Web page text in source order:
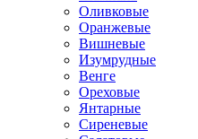
Оливковые
Оранжевые
Вишневые
Изумрудные
Венге
Ореховые
Янтарные
Сиреневые